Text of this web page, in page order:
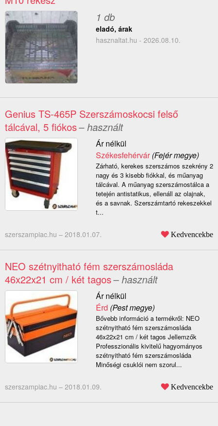
1 db
eladó, árak
hasznaltat.hu - 2026.08.10.
Genius TS-465P Szerszámoskocsi felső
tálcával, 5 fiókos– használt
Ár nélkül
Székesfehérvár(Fejér megye)
Zárható, kerekes szerszámos szekrény 2
nagy és 3 kisebb fiókkal, és műanyag
tálcával. A műanyag szerszámostálca a
tetején antistatikus, ellenáll az olajnak,
és a savnak. Szerszámtartó rekeszekkel
t...
szerszampiac.hu – 2018.01.07. Kedvencekbe
NEO szétnyitható fém szerszámosláda
46x22x21 cm / két tagos– használt
Ár nélkül
Érd (Pest megye)
Bővebb információ a termékről: NEO
szétnyitható fém szerszámosláda
46x22x21 cm / két tagos Jellemzők
Professzionális kivitelű hagyományos
szétnyitható fém szerszámosláda
Minőségi csuklói nem szorul...
szerszampiac.hu – 2018.01.09. Kedvencekbe